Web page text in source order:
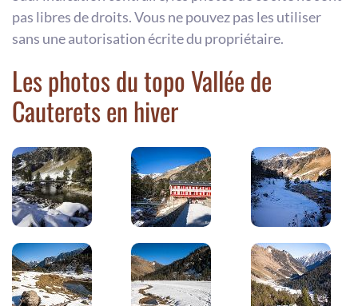
pas libres de droits. Vous ne pouvez pas les utiliser
sans une autorisation écrite du propriétaire.
Les photos du topo Vallée de
Cauterets en hiver